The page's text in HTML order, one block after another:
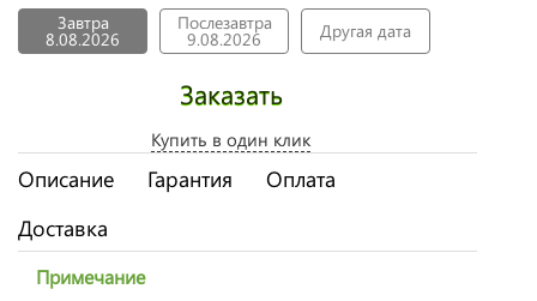
Завтра
8.08.2026
Послезавтра
9.08.2026 Другая дата
Заказать
Купить в один клик
Описание Гарантия
Оплата
Доставка
Примечание